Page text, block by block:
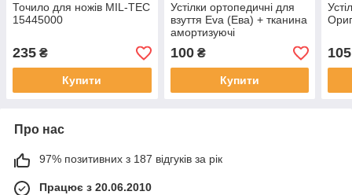
Точило для ножів MIL-TEC
15445000
235 ₴
Купити
Устілки ортопедичні для
взуття Eva (Ева) + тканина
амортизуючі
100₴
Купити
105
Про нас
97% позитивних з 187 відгуків за рік
Працює з 20.06.2010